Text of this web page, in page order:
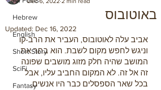
Hebrew
English
Short Story
SciFi
Fantasy
באוטובוס
Updated: Dec 16, 2022
אביב עלה לאוטובוס, העביר את הרב-קו
וניגש לחפש מקום לשבת. הוא בחר את
המושב שהיה חלק מזוג מושבים שפונה
זה אל זה. לא המקום החביב עליו, אבל
בכל שאר הספסלים כבר היו אנשים,